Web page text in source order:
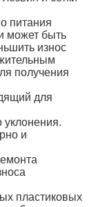
питания
может быть
износ
получения
для
уклонения.
и
пластиковых